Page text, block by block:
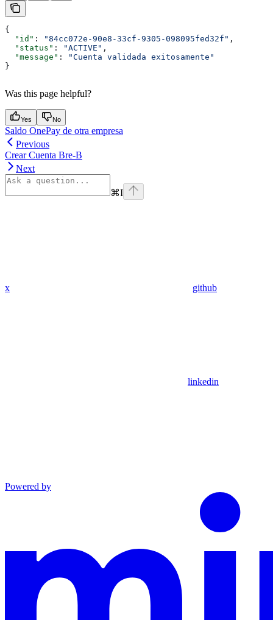
{
  "id"
: "84cc072e-90e8-33cf-9305-098095fed32f" ,
  "status"
: "ACTIVE" ,
  "message"
:
"Cuenta validada exitosamente"
}
Was this page helpful?
Yes No
Saldo OnePay de otra empresa
Previous
Crear Cuenta Bre-B
Next
⌘I
x github
linkedin
Powered by